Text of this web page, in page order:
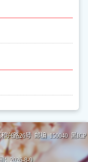
兴路26号 邮编 150040 黑ICP
： 2026-8-9